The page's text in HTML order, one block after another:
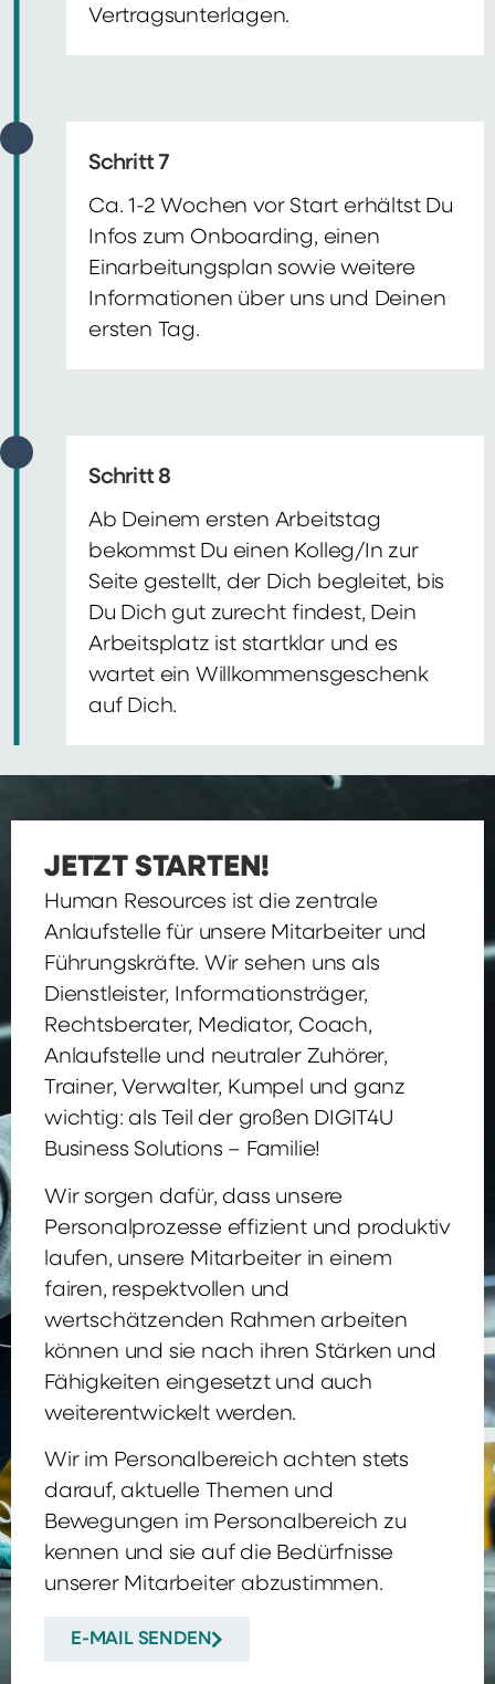
Vertragsunterlagen.
Schritt 7
Ca. 1-2 Wochen vor Start erhältst Du
Infos zum Onboarding, einen
Einarbeitungsplan sowie weitere
Informationen über uns und Deinen
ersten Tag.
Schritt 8
Ab Deinem ersten Arbeitstag
bekommst Du einen Kolleg/In zur
Seite gestellt, der Dich begleitet, bis
Du Dich gut zurecht findest, Dein
Arbeitsplatz ist startklar und es
wartet ein Willkommensgeschenk
auf Dich.
JETZT STARTEN!
Human Resources ist die zentrale
Anlaufstelle für unsere Mitarbeiter und
Führungskräfte. Wir sehen uns als
Dienstleister, Informationsträger,
Rechtsberater, Mediator, Coach,
Anlaufstelle und neutraler Zuhörer,
Trainer, Verwalter, Kumpel und ganz
wichtig: als Teil der großen DIGIT4U
Business Solutions – Familie!
Wir sorgen dafür, dass unsere
Personalprozesse effizient und produktiv
laufen, unsere Mitarbeiter in einem
fairen, respektvollen und
wertschätzenden Rahmen arbeiten
können und sie nach ihren Stärken und
Fähigkeiten eingesetzt und auch
weiterentwickelt werden.
Wir im Personalbereich achten stets
darauf, aktuelle Themen und
Bewegungen im Personalbereich zu
kennen und sie auf die Bedürfnisse
unserer Mitarbeiter abzustimmen.
E-MAIL SENDEN